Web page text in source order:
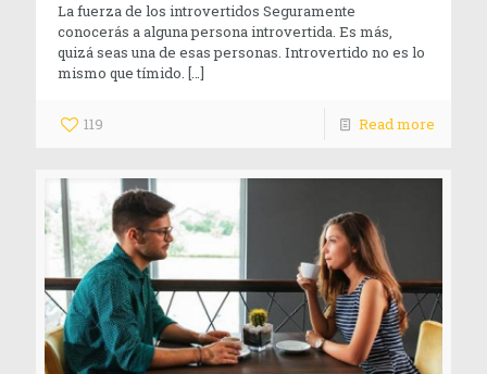
La fuerza de los introvertidos Seguramente
conocerás a alguna persona introvertida. Es más,
quizá seas una de esas personas. Introvertido no es lo
mismo que tímido. […]
119 Read more